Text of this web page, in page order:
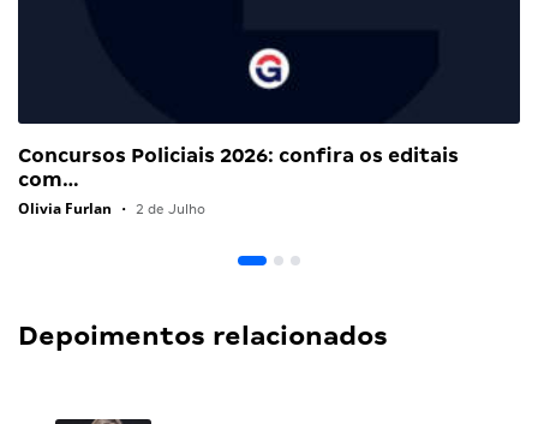
Concursos Policiais 2026: confira os editais
com…
Olivia Furlan • 2 de Julho
Depoimentos relacionados